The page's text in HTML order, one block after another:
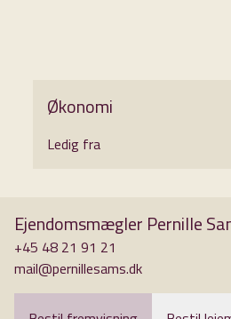
Økonomi
Ledig fra
Ejendomsmægler Pernille
+45 48 21 91 21
mail@pernillesams.dk